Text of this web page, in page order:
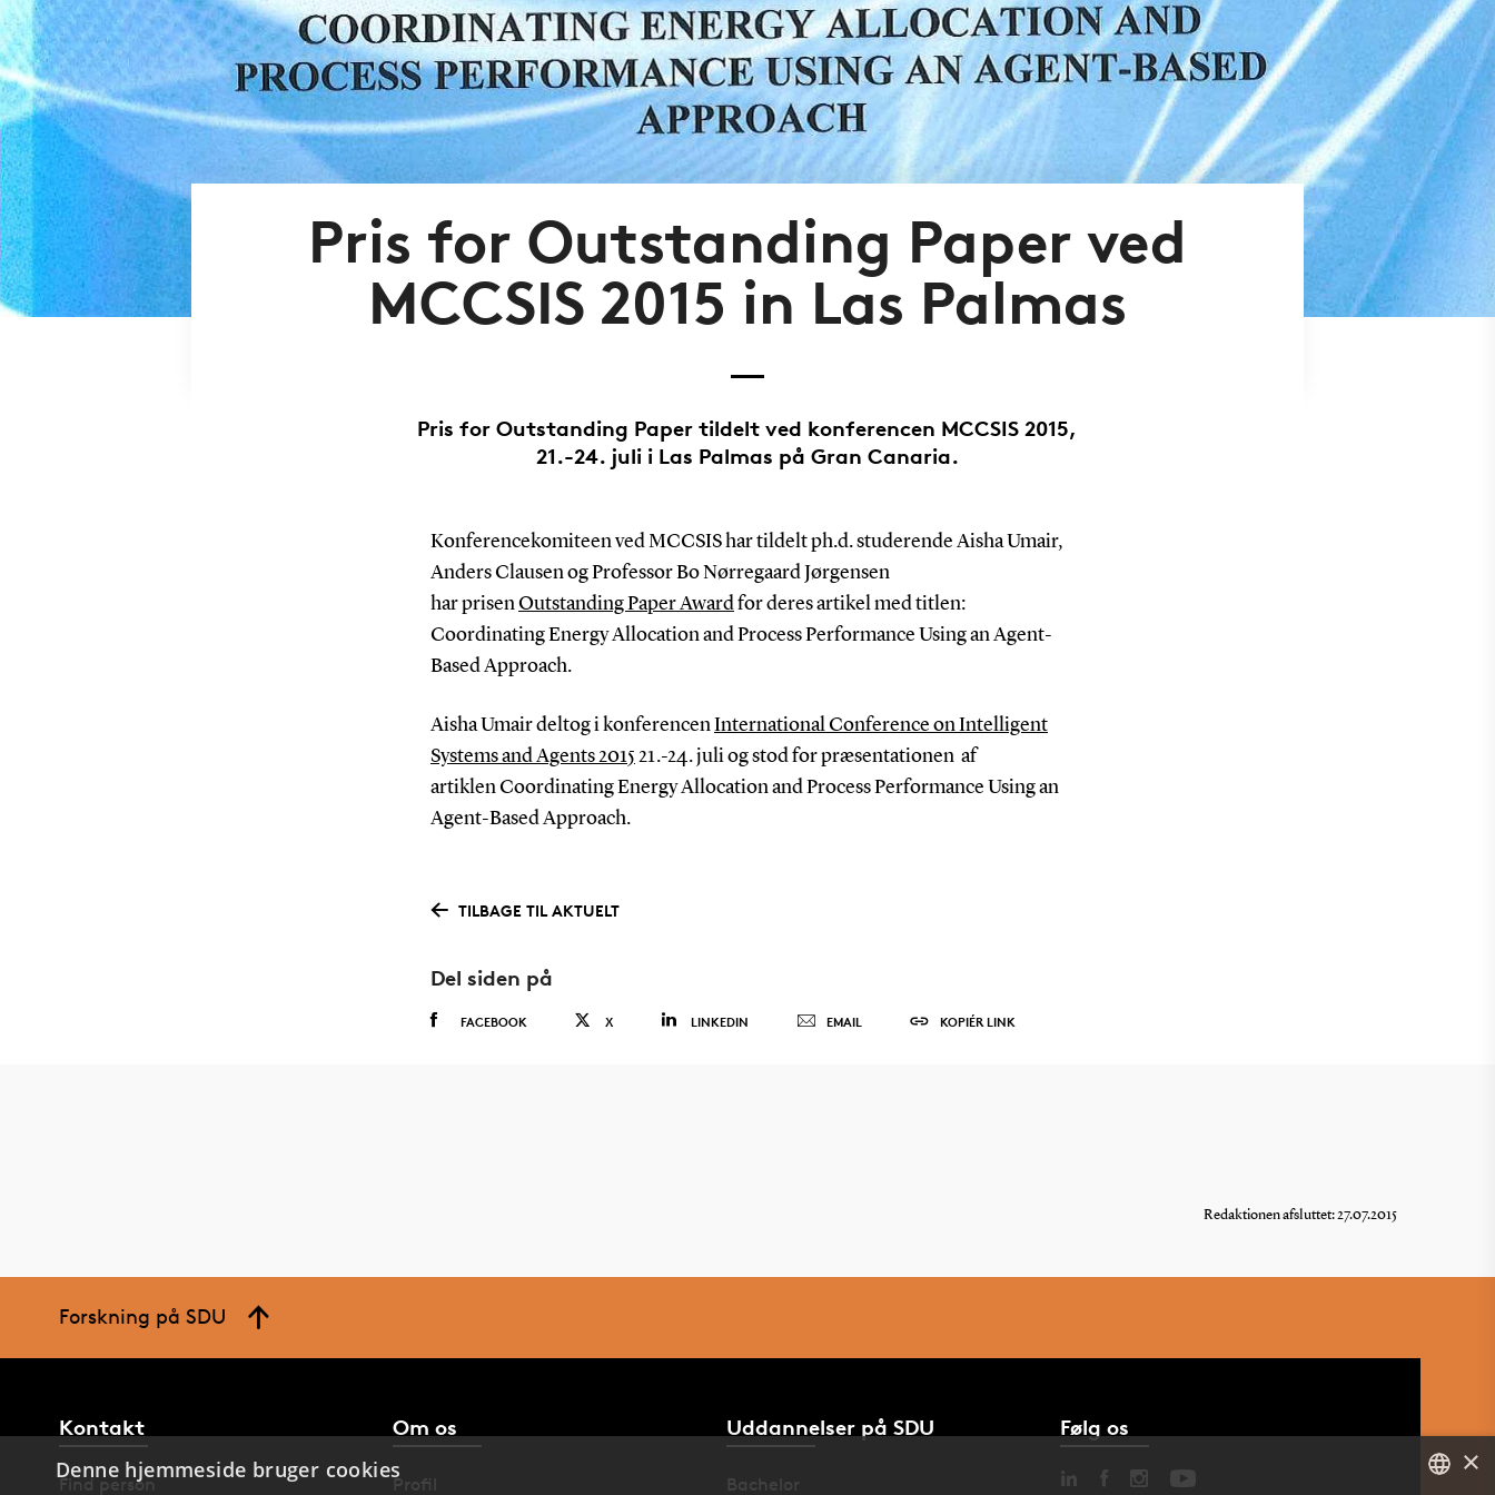
Pris for Outstanding Paper ved
MCCSIS 2015 in Las Palmas
Pris for Outstanding Paper tildelt ved konferencen MCCSIS 2015,
21.-24. juli i Las Palmas på Gran Canaria.
Konferencekomiteen ved MCCSIS har tildelt ph.d. studerende Aisha Umair,
Anders Clausen og Professor Bo Nørregaard Jørgensen
har prisen Outstanding Paper Award for deres artikel med titlen:
Coordinating Energy Allocation and Process Performance Using an Agent-
Based Approach.
Aisha Umair deltog i konferencen International Conference on Intelligent
Systems and Agents 2015 21.-24. juli og stod for præsentationen af
artiklen Coordinating Energy Allocation and Process Performance Using an
Agent-Based Approach.
TILBAGE TIL AKTUELT
Del siden på
FACEBOOK X LINKEDIN EMAIL KOPIÉR LINK
Redaktionen afsluttet: 27.07.2015
Forskning på SDU
Kontakt
Find person
Om os
Profil
Uddannelser på SDU
Bachelor
Følg os
×
Denne hjemmeside bruger cookies